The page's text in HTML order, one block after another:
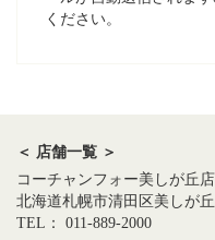
ください。
＜ 店舗一覧 ＞
コーチャンフォー美しが丘店
北海道札幌市清田区美しが
TEL： 011-889-2000